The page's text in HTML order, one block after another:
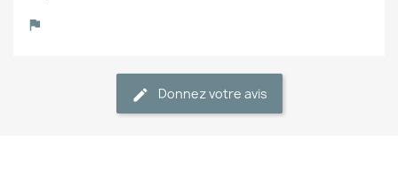
Donnez votre avis